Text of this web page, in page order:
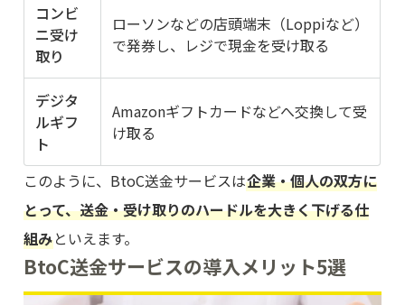
コンビ
ニ受け
取り
ローソンなどの店頭端末（Loppiなど）
で発券し、レジで現金を受け取る
デジタ
ルギフ
ト
Amazonギフトカードなどへ交換して受
け取る
このように、BtoC送金サービスは企業・個人の双方に
とって、送金・受け取りのハードルを大きく下げる仕
組みといえます。
BtoC送金サービスの導入メリット5選